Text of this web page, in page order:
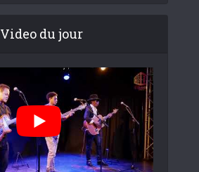
Video du jour